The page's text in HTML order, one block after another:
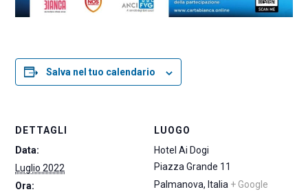
Salva nel tuo calendario
DETTAGLI
Data:
Luglio 2022
Ora:
LUOGO
Hotel Ai Dogi
Piazza Grande 11
Palmanova, Italia + Google